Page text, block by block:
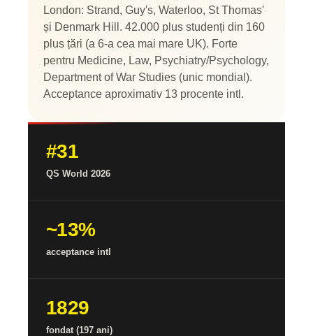
London: Strand, Guy's, Waterloo, St Thomas'
și Denmark Hill. 42.000 plus studenți din 160
plus țări (a 6-a cea mai mare UK). Forte
pentru Medicine, Law, Psychiatry/Psychology,
Department of War Studies (unic mondial).
Acceptance aproximativ 13 procente intl.
#31
QS World 2026
~13%
acceptance intl
1829
fondat (197 ani)